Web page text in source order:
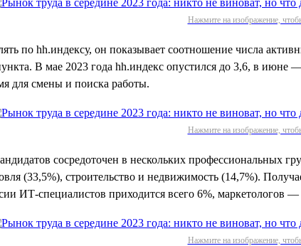
Нажмите на изображение,
по hh.индексу, он показывает соотношение числа
В мае 2023 года hh.индекс опустился до 3,6, в июне
для смены и поиска работы.
Нажмите на изображение,
сосредоточен в нескольких профессиональных
(33,5%), строительство и недвижимость (14,7%).
ИТ-специалистов приходится всего 6%, маркетологов —
Нажмите на изображение,